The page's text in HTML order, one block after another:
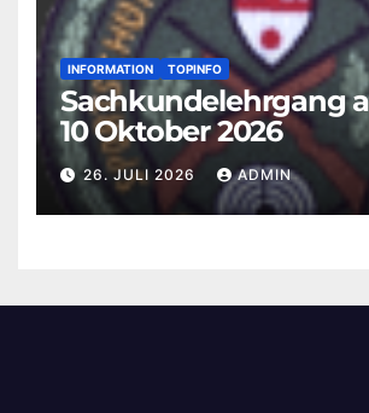
INFORMATION TOPINFO
Sachkundelehrgang
10 Oktober 2026
26. JULI 2026 ADMIN